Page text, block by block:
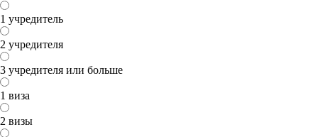
1 учредитель
2 учредителя
3 учредителя или больше
1 виза
2 визы